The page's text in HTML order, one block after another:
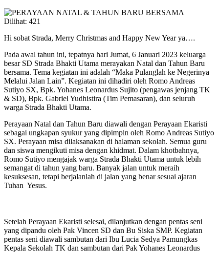
Dilihat: 421
Hi sobat Strada, Merry Christmas and Happy New Year ya….
Pada awal tahun ini, tepatnya hari Jumat, 6 Januari 2023 keluarga
besar SD Strada Bhakti Utama merayakan Natal dan Tahun Baru
bersama. Tema kegiatan ini adalah “Maka Pulanglah ke Negerinya
Melalui Jalan Lain”. Kegiatan ini dihadiri oleh Romo Andreas
Sutiyo SX, Bpk. Yohanes Leonardus Sujito (pengawas jenjang TK
& SD), Bpk. Gabriel Yudhistira (Tim Pemasaran), dan seluruh
warga Strada Bhakti Utama.
Perayaan Natal dan Tahun Baru diawali dengan Perayaan Ekaristi
sebagai ungkapan syukur yang dipimpin oleh Romo Andreas Sutiyo
SX. Perayaan misa dilaksanakan di halaman sekolah. Semua guru
dan siswa mengikuti misa dengan khidmat. Dalam khotbahnya,
Romo Sutiyo mengajak warga Strada Bhakti Utama untuk lebih
semangat di tahun yang baru. Banyak jalan untuk meraih
kesuksesan, tetapi berjalanlah di jalan yang benar sesuai ajaran
Tuhan Yesus.
Setelah Perayaan Ekaristi selesai, dilanjutkan dengan pentas seni
yang dipandu oleh Pak Vincen SD dan Bu Siska SMP. Kegiatan
pentas seni diawali sambutan dari Ibu Lucia Sedya Pamungkas
Kepala Sekolah TK dan sambutan dari Pak Yohanes Leonardus